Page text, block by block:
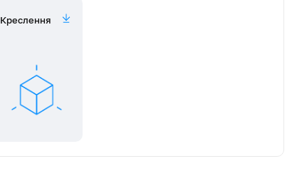
Креслення